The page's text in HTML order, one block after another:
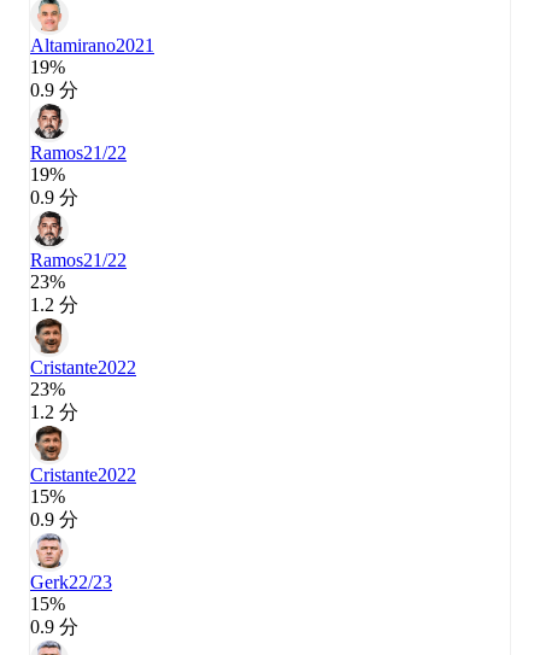
Altamirano2021
19%
0.9 分
Ramos21/22
19%
0.9 分
Ramos21/22
23%
1.2 分
Cristante2022
23%
1.2 分
Cristante2022
15%
0.9 分
Gerk22/23
15%
0.9 分